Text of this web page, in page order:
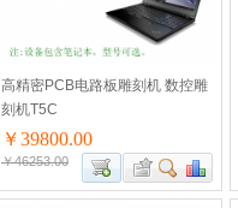
高精密PCB电路板雕刻机 数控雕
刻机T5C
￥39800.00
￥46253.00